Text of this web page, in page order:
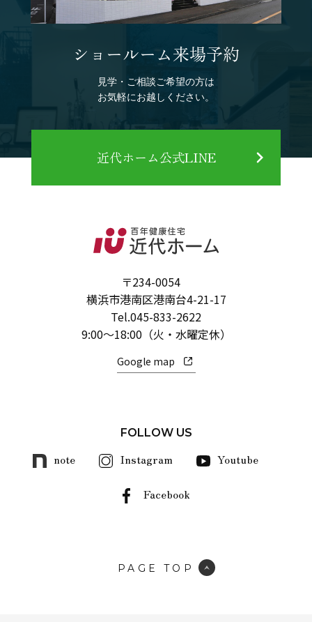
ショールーム来場予約
見学・ご相談ご希望の方は
お気軽にお越しください。
近代ホーム公式LINE
〒234-0054
横浜市港南区港南台4-21-17
Tel.045-833-2622
9:00～18:00（火・水曜定休）
Google map
FOLLOW US
note Instagram Youtube
Facebook
PAGE TOP